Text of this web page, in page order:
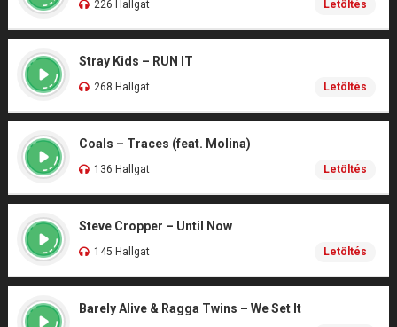
226 Hallgat Letöltés
Stray Kids – RUN IT
268 Hallgat Letöltés
Coals – Traces (feat. Molina)
136 Hallgat Letöltés
Steve Cropper – Until Now
145 Hallgat Letöltés
Barely Alive & Ragga Twins – We Set It